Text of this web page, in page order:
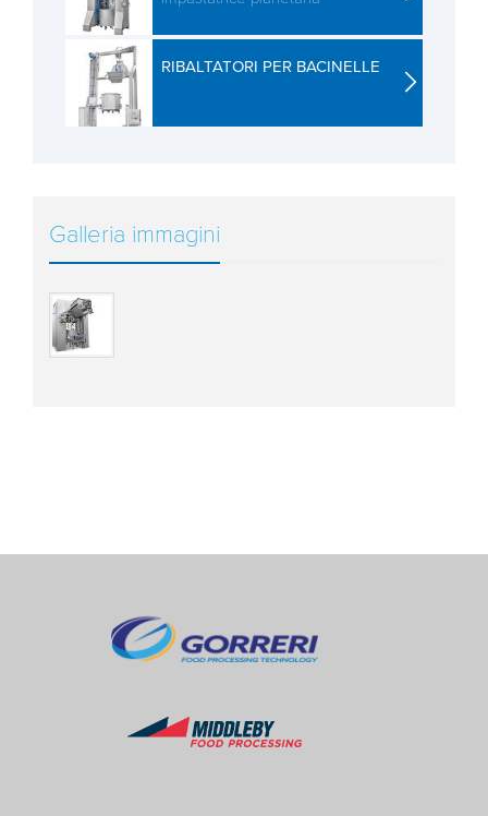
RIBALTATORI PER BACINELLE
Galleria immagini